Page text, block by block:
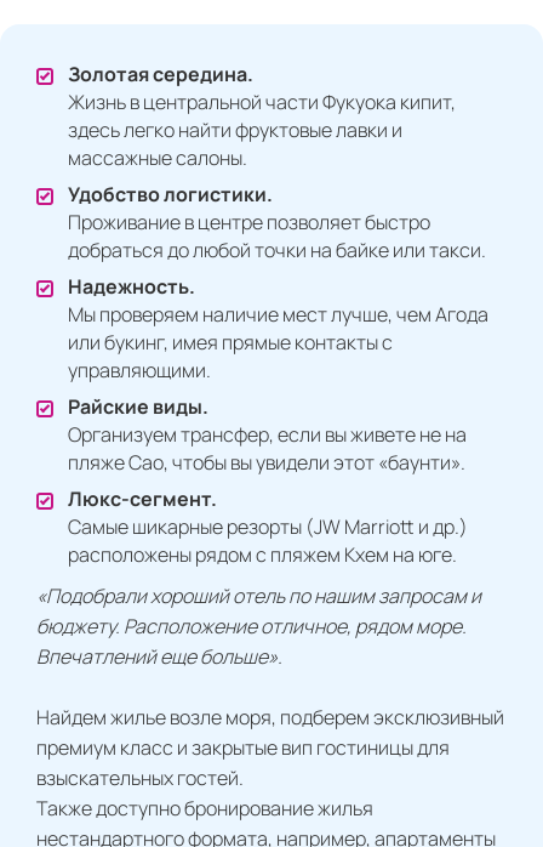
Золотая середина.
Жизнь в центральной части Фукуока кипит,
здесь легко найти фруктовые лавки и
массажные салоны.
Удобство логистики.
Проживание в центре позволяет быстро
добраться до любой точки на байке или такси.
Надежность.
Мы проверяем наличие мест лучше, чем Агода
или букинг, имея прямые контакты с
управляющими.
Райские виды.
Организуем трансфер, если вы живете не на
пляже Сао, чтобы вы увидели этот «баунти».
Люкс-сегмент.
Самые шикарные резорты (JW Marriott и др.)
расположены рядом с пляжем Кхем на юге.
«Подобрали хороший отель по нашим запросам и
бюджету. Расположение отличное, рядом море.
Впечатлений еще больше».
Найдем жилье возле моря, подберем эксклюзивный
премиум класс и закрытые вип гостиницы для
взыскательных гостей.
Также доступно бронирование жилья
нестандартного формата, например, апартаменты